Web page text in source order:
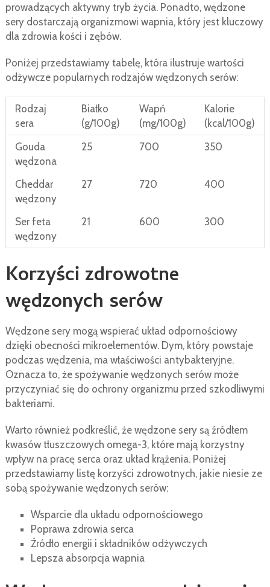
prowadzących aktywny tryb życia. Ponadto, wędzone
sery dostarczają organizmowi wapnia, który jest kluczowy
dla zdrowia kości i zębów.
Poniżej przedstawiamy tabelę, która ilustruje wartości
odżywcze popularnych rodzajów wędzonych serów:
Rodzaj
sera
Białko
(g/100g)
Wapń
(mg/100g)
Kalorie
(kcal/100g)
Gouda
wędzona
25 700 350
Cheddar
wędzony
27 720 400
Ser feta
wędzony
21 600 300
Korzyści zdrowotne
wędzonych serów
Wędzone sery mogą wspierać układ odpornościowy
dzięki obecności mikroelementów. Dym, który powstaje
podczas wędzenia, ma właściwości antybakteryjne.
Oznacza to, że spożywanie wędzonych serów może
przyczyniać się do ochrony organizmu przed szkodliwymi
bakteriami.
Warto również podkreślić, że wędzone sery są źródłem
kwasów tłuszczowych omega-3, które mają korzystny
wpływ na pracę serca oraz układ krążenia. Poniżej
przedstawiamy listę korzyści zdrowotnych, jakie niesie ze
sobą spożywanie wędzonych serów:
Wsparcie dla układu odpornościowego
Poprawa zdrowia serca
Źródło energii i składników odżywczych
Lepsza absorpcja wapnia